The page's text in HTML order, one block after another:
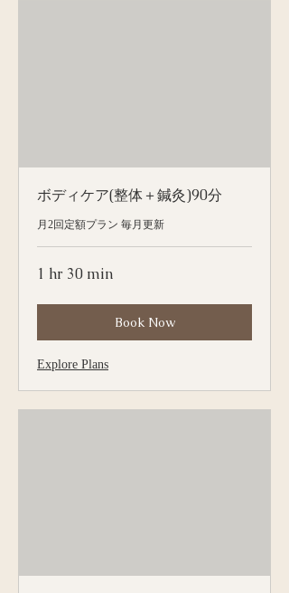
ボディケア(整体＋鍼灸)90分
月2回定額プラン 毎月更新
1 hr 30 min
Book Now
Explore Plans